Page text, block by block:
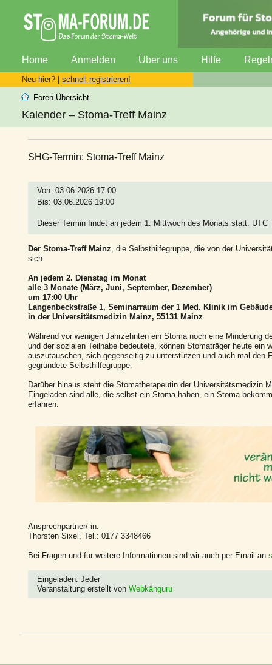
Home Anmelden Über uns Hilfe
Neu hier? | schnell registrieren!
Foren-Übersicht
Kalender – Stoma-Treff Mainz
SHG-Termin: Stoma-Treff Mainz
Von: 03.06.2026 17:00
Bis: 03.06.2026 19:00
Dieser Termin findet an jedem 1. Mittwoch des Monats statt. UTC
Der Stoma-Treff Mainz , die Selbsthilfegruppe, die von der
sich
An jedem 2. Dienstag im Monat
alle 3 Monate (März, Juni, September, Dezember)
um 17:00 Uhr
Langenbeckstraße 1, Seminarraum der 1 Med. Klinik im
in der Universitätsmedizin Mainz, 55131 Mainz
Während vor wenigen Jahrzehnten ein Stoma noch eine Minderung
und der sozialen Teilhabe bedeutete, können Stomaträger heute
auszutauschen, sich gegenseitig zu unterstützen und auch mal den
gegründete Selbsthilfegruppe.
Darüber hinaus steht die Stomatherapeutin der Universitätsmedizin
Eingeladen sind alle, die selbst ein Stoma haben, ein Stoma
erfahren.
Ansprechpartner/-in:
Thorsten Sixel, Tel.: 0177 3348466
Bei Fragen und für weitere Informationen sind wir auch per Email an
Eingeladen: Jeder
Veranstaltung erstellt von Webkänguru